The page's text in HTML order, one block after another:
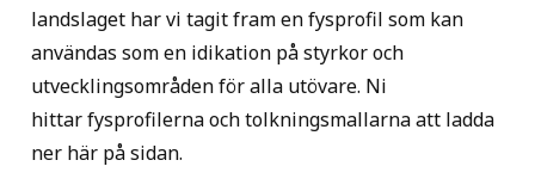
landslaget har vi tagit fram en fysprofil som kan
användas som en idikation på styrkor och
utvecklingsområden för alla utövare. Ni
hittar fysprofilerna och tolkningsmallarna att ladda
ner här på sidan.